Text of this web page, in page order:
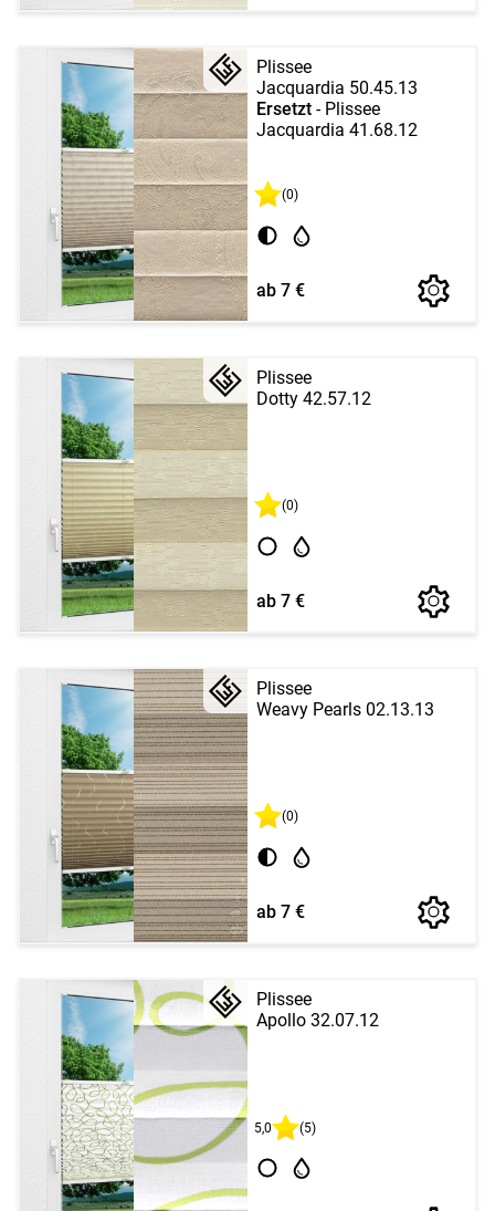
Plissee
Jacquardia 50.45.13
Ersetzt - Plissee
Jacquardia 41.68.12
(0)
ab 7 €
Plissee
Dotty 42.57.12
(0)
ab 7 €
Plissee
Weavy Pearls 02.13.13
(0)
ab 7 €
Plissee
Apollo 32.07.12
5,0 (5)